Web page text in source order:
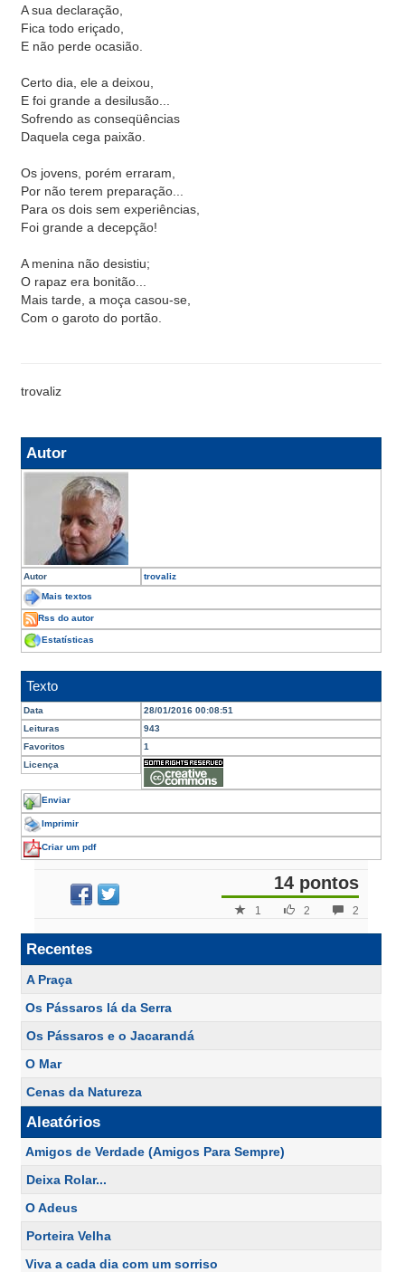
A sua declaração,
Fica todo eriçado,
E não perde ocasião.
Certo dia, ele a deixou,
E foi grande a desilusão...
Sofrendo as conseqüências
Daquela cega paixão.
Os jovens, porém erraram,
Por não terem preparação...
Para os dois sem experiências,
Foi grande a decepção!
A menina não desistiu;
O rapaz era bonitão...
Mais tarde, a moça casou-se,
Com o garoto do portão.
trovaliz
Autor
Autor trovaliz
Mais textos
Rss do autor
Estatísticas
Texto
Data
28/01/2016 00:08:51
Leituras
943
Favoritos
1
Licença
Enviar
Imprimir
Criar um pdf
14 pontos
2
2
1
Recentes
A Praça
Os Pássaros lá da Serra
Os Pássaros e o Jacarandá
O Mar
Cenas da Natureza
Aleatórios
Amigos de Verdade (Amigos Para Sempre)
Deixa Rolar...
O Adeus
Porteira Velha
Viva a cada dia com um sorriso